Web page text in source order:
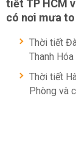
tiết TP HCM
có nơi mưa
Thời tiết
Thanh
Thời tiết
Phòng và